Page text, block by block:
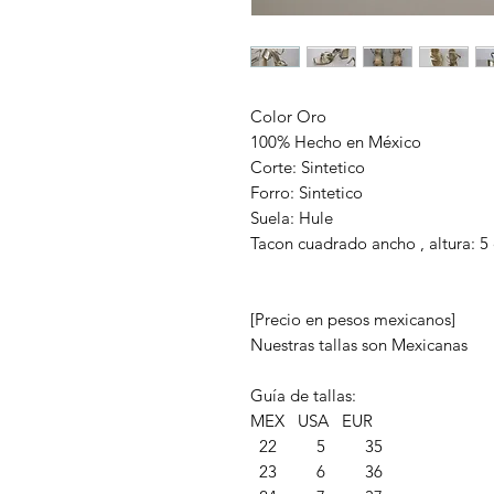
Color Oro
100% Hecho en México
Corte: Sintetico
Forro: Sintetico
Suela: Hule
Tacon cuadrado ancho , altura: 5
[Precio en pesos mexicanos]
Nuestras tallas son Mexicanas
Guía de tallas:
MEX USA EUR
22 5 35
23 6 36